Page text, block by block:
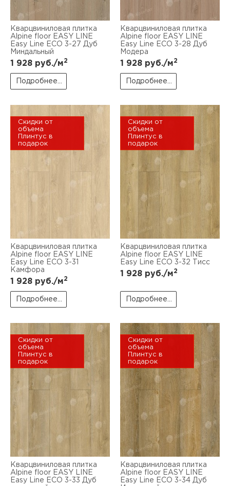
Кварцвиниловая плитка
Alpine floor EASY LINE
Easy Line ЕСО 3-27 Дуб
Миндальный
1 928 руб./м2
Подробнее...
Кварцвиниловая плитка
Alpine floor EASY LINE
Easy Line ЕСО 3-28 Дуб
Модера
1 928 руб./м2
Подробнее...
Скидки от
объема
Плинтус в
подарок
Кварцвиниловая плитка
Alpine floor EASY LINE
Easy Line ЕСО 3-31
Камфора
1 928 руб./м2
Подробнее...
Скидки от
объема
Плинтус в
подарок
Кварцвиниловая плитка
Alpine floor EASY LINE
Easy Line ЕСО 3-32 Тисс
1 928 руб./м2
Подробнее...
Скидки от
объема
Плинтус в
подарок
Кварцвиниловая плитка
Alpine floor EASY LINE
Easy Line ЕСО 3-33 Дуб
Скидки от
объема
Плинтус в
подарок
Кварцвиниловая плитка
Alpine floor EASY LINE
Easy Line ЕСО 3-34 Дуб